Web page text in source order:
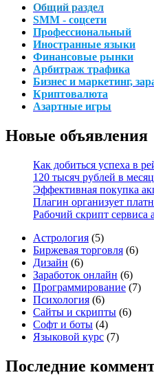
Общий раздел
SMM - соцсети
Профессиональный
Иностранные языки
Финансовые рынки
Арбитраж трафика
Бизнес и маркетинг,
Криптовалюта
Азартные игры
Новые объявления
Как добиться успеха в
120 тысяч рублей в
Эффективная покупка
Плагин организует
Рабочий скрипт сервиса
Астрология 55
товаров
Биржевая торговля 66
Дизайн 66
товаров
Заработок онлайн 66
Программирование 77
Психология 66
товаров
Сайты и скрипты 66
Софт и боты 44
товара
Языковой курс 77
Последние